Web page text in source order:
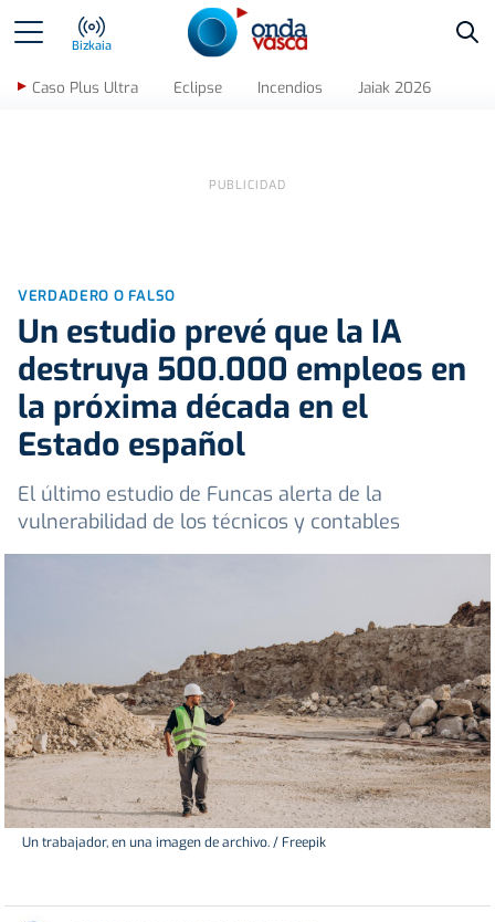
Bizkaia
Caso Plus Ultra Eclipse Incendios Jaiak 2026
VERDADERO O FALSO
Un estudio prevé que la IA
destruya 500.000 empleos en
la próxima década en el
Estado español
El último estudio de Funcas alerta de la
vulnerabilidad de los técnicos y contables
Un trabajador, en una imagen de archivo. / Freepik